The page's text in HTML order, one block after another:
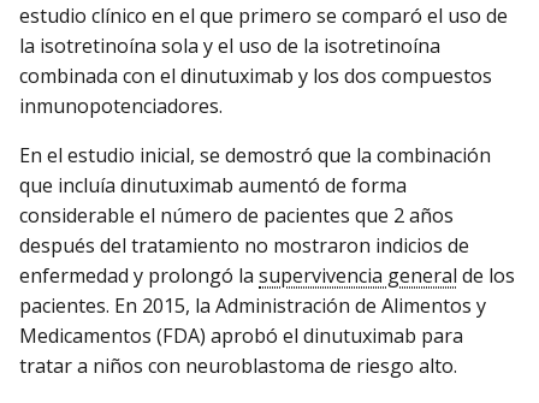
estudio clínico en el que primero se comparó el uso de
la isotretinoína sola y el uso de la isotretinoína
combinada con el dinutuximab y los dos compuestos
inmunopotenciadores.
En el estudio inicial, se demostró que la combinación
que incluía dinutuximab aumentó de forma
considerable el número de pacientes que 2 años
después del tratamiento no mostraron indicios de
enfermedad y prolongó la supervivencia general de los
pacientes. En 2015, la Administración de Alimentos y
Medicamentos (FDA) aprobó el dinutuximab para
tratar a niños con neuroblastoma de riesgo alto.